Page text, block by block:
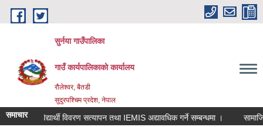
Skip to main content
सुर्नया गाउँपालिका
गाउँ कार्यपालिकाकाे कार्यालय
रौलेश्वर, बैतडी
सुदुरपश्चिम प्रदेश, नेपाल
समाचार विद्यार्थी विवरण सत्यापन तथा IEMIS अद्यावधिक गर्ने सम्बन्धमा ।